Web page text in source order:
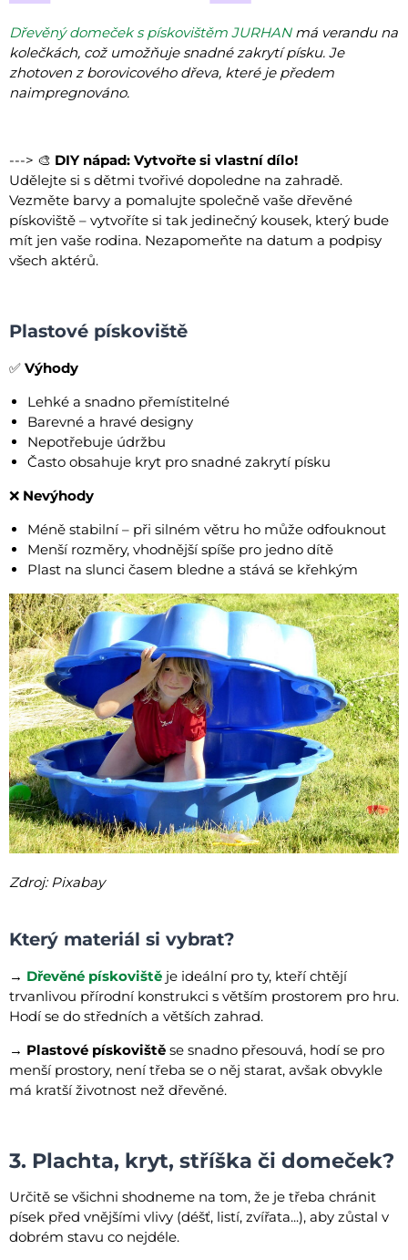
Dřevěný domeček s pískovištěm JURHANmá verandu na
kolečkách, což umožňuje snadné zakrytí písku. Je
zhotoven z borovicového dřeva, které je předem
naimpregnováno.
---> 🎨 DIY nápad: Vytvořte si vlastní dílo!
Udělejte si s dětmi tvořivé dopoledne na zahradě.
Vezměte barvy a pomalujte společně vaše dřevěné
pískoviště – vytvoříte si tak jedinečný kousek, který bude
mít jen vaše rodina. Nezapomeňte na datum a podpisy
všech aktérů.
Plastové pískoviště
✅ Výhody
Lehké a snadno přemístitelné
Barevné a hravé designy
Nepotřebuje údržbu
Často obsahuje kryt pro snadné zakrytí písku
❌ Nevýhody
Méně stabilní – při silném větru ho může odfouknout
Menší rozměry, vhodnější spíše pro jedno dítě
Plast na slunci časem bledne a stává se křehkým
Zdroj: Pixabay
Který materiál si vybrat?
→ Dřevěné pískoviště je ideální pro ty, kteří chtějí
trvanlivou přírodní konstrukci s větším prostorem pro hru.
Hodí se do středních a větších zahrad.
→ Plastové pískoviště se snadno přesouvá, hodí se pro
menší prostory, není třeba se o něj starat, avšak obvykle
má kratší životnost než dřevěné.
3. Plachta, kryt, stříška či domeček?
Určitě se všichni shodneme na tom, že je třeba chránit
písek před vnějšími vlivy (déšť, listí, zvířata...), aby zůstal v
dobrém stavu co nejdéle.